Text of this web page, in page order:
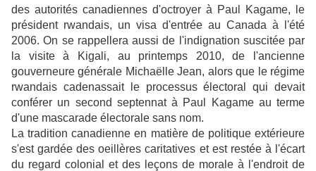
des autorités canadiennes d'octroyer à Paul Kagame, le
président rwandais, un visa d'entrée au Canada à l'été
2006. On se rappellera aussi de l'indignation suscitée par
la visite à Kigali, au printemps 2010, de l'ancienne
gouverneure générale Michaëlle Jean, alors que le régime
rwandais cadenassait le processus électoral qui devait
conférer un second septennat à Paul Kagame au terme
d'une mascarade électorale sans nom.
La tradition canadienne en matière de politique extérieure
s'est gardée des oeillères caritatives et est restée à l'écart
du regard colonial et des leçons de morale à l'endroit de